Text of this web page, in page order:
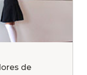
de